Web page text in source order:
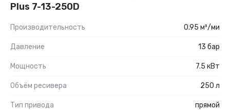
Plus 7-13-250D
Производительность 0.95 м³/ми
Давление 13 бар
Мощность 7.5 кВт
Объём ресивера 250 л
Тип привода прямой